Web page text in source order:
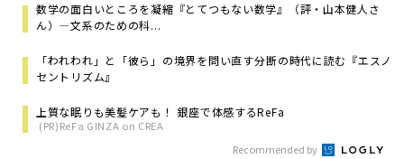
数学の面白いところを凝縮『とてつもない数学』（評・山本健人さ
ん）―文系のための科...
「われわれ」と「彼ら」の境界を問い直す――分断の時代に読む『エスノ
セントリズム』
上質な眠りも美髪ケアも！ 銀座で体感するReFa
(PR)ReFa GINZA on CREA
Recommended by